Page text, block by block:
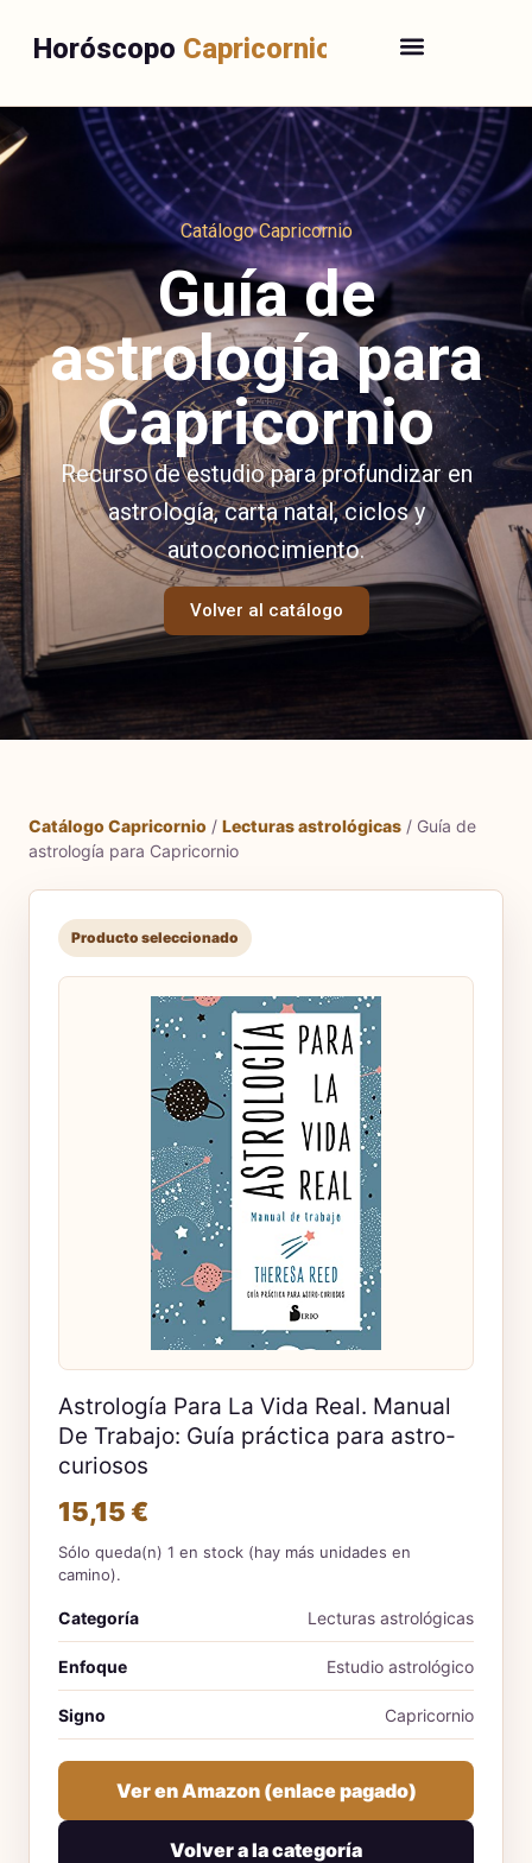
Horóscopo Capricornio
Catálogo Capricornio
Guía de
astrología para
Capricornio
Recurso de estudio para profundizar en
astrología, carta natal, ciclos y
autoconocimiento.
Volver al catálogo
Catálogo Capricornio / Lecturas astrológicas / Guía de
astrología para Capricornio
Producto seleccionado
Astrología Para La Vida Real. Manual
De Trabajo: Guía práctica para astro-
curiosos
15,15 €
Sólo queda(n) 1 en stock (hay más unidades en
camino).
Categoría Lecturas astrológicas
Enfoque Estudio astrológico
Signo Capricornio
Ver en Amazon (enlace pagado)
Volver a la categoría